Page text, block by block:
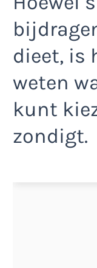
dieet, is
weten
kunt
zondigt.